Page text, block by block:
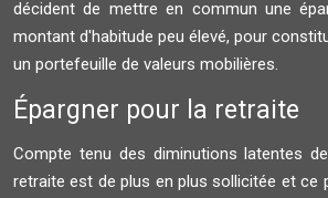
décident de mettre en commun une
montant d'habitude peu élevé, pour
un portefeuille de valeurs mobilières.
Épargner pour la retraite
Compte tenu des diminutions latentes
retraite est de plus en plus sollicitée et ce